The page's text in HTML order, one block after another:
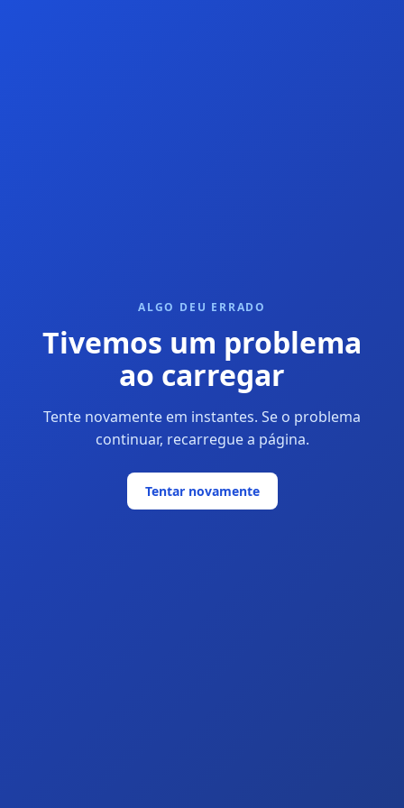
ALGO DEU ERRADO
Tivemos um problema
ao carregar
Tente novamente em instantes. Se o problema
continuar, recarregue a página.
Tentar novamente